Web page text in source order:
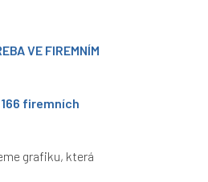
VE FIREMNÍM
firemních
grafiku, která